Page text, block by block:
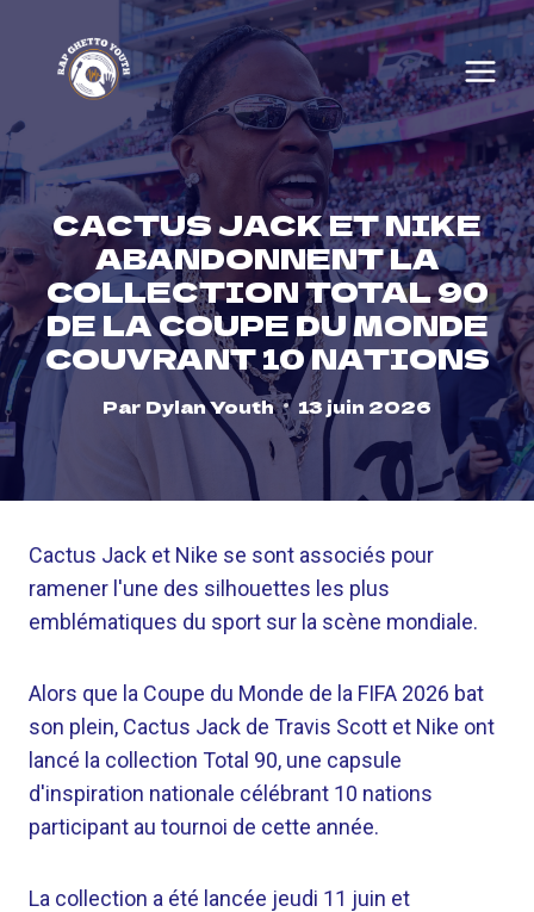
content
CACTUS JACK ET NIKE
ABANDONNENT LA
COLLECTION TOTAL 90
DE LA COUPE DU MONDE
COUVRANT 10 NATIONS
Par Dylan Youth 13 juin 2026
Cactus Jack et Nike se sont associés pour
ramener l'une des silhouettes les plus
emblématiques du sport sur la scène mondiale.
Alors que la Coupe du Monde de la FIFA 2026 bat
son plein, Cactus Jack de Travis Scott et Nike ont
lancé la collection Total 90, une capsule
d'inspiration nationale célébrant 10 nations
participant au tournoi de cette année.
La collection a été lancée jeudi 11 juin et